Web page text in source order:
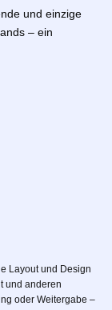
und einzige
– ein
Layout und Design
und anderen
oder Weitergabe –